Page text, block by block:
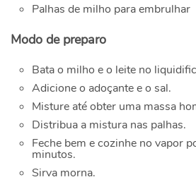
Palhas de milho para embrulhar
Modo de preparo
Bata o milho e o leite no
Adicione o adoçante e o sal.
Misture até obter uma massa
Distribua a mistura nas palhas.
Feche bem e cozinhe no vapor
minutos.
Sirva morna.